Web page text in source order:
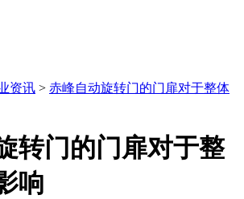
资讯 > 赤峰自动旋转门的门扉对于整体
转门的门扉对于整
响